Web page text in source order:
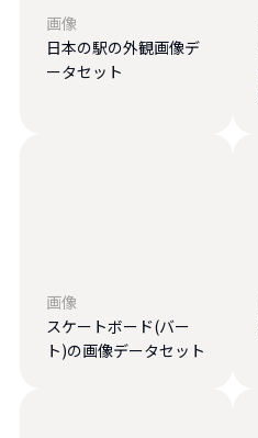
画像
日本の駅の外観画像デ
ータセット
画像
スケートボード(バー
ト)の画像データセット